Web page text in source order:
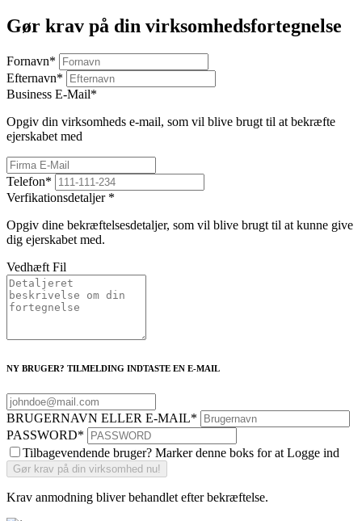
Gør krav på din virksomhedsfortegnelse
Fornavn*
Efternavn*
Business E-Mail*
Opgiv din virksomheds e-mail, som vil blive brugt til at bekræfte
ejerskabet med
Telefon*
Verfikationsdetaljer *
Opgiv dine bekræftelsesdetaljer, som vil blive brugt til at kunne give
dig ejerskabet med.
Vedhæft Fil
NY BRUGER? TILMELDING INDTASTE EN E-MAIL
BRUGERNAVN ELLER E-MAIL*
PASSWORD*
Tilbagevendende bruger? Marker denne boks for at Logge ind
Krav anmodning bliver behandlet efter bekræftelse.